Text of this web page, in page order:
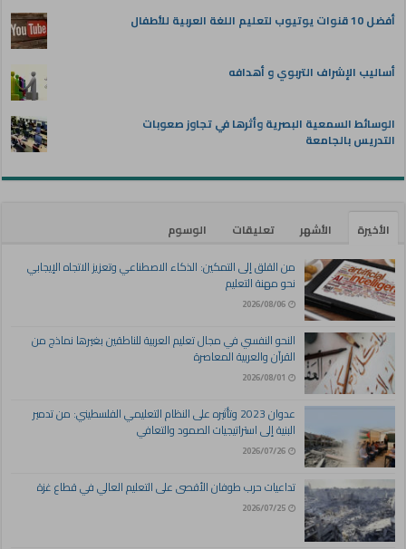
أفضل 10 قنوات يوتيوب لتعليم اللغة العربية للأطفال
أساليب الإشراف التربوي و أهدافه
الوسائط السمعية البصرية وأثرها في تجاوز صعوبات
التدريس بالجامعة
الأخيرة الأشهر تعليقات
الوسوم
من القلق إلى التمكين: الذكاء الاصطناعي وتعزيز الاتجاه الإيجابي
نحو مهنة التعليم
2026/08/06
النحو النفسي في مجال تعليم العربية للناطقين بغيرها نماذج من
القرآن والعربية المعاصرة
2026/08/01
عدوان 2023 وتأثيره على النظام التعليمي الفلسطيني: من تدمير
البنية إلى استراتيجيات الصمود والتعافي
2026/07/26
تداعيات حرب طوفان الأقصى على التعليم العالي في قطاع غزة
2026/07/25